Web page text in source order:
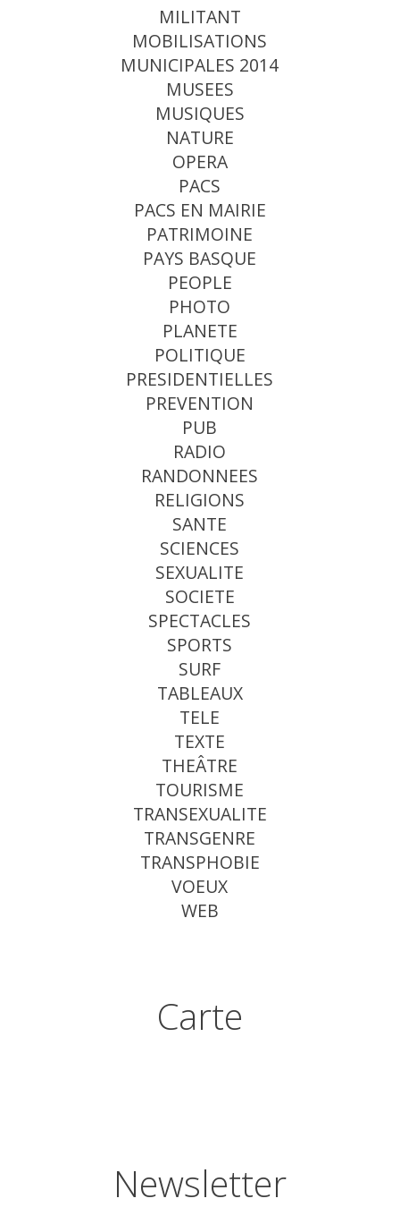
MILITANT
MOBILISATIONS
MUNICIPALES 2014
MUSEES
MUSIQUES
NATURE
OPERA
PACS
PACS EN MAIRIE
PATRIMOINE
PAYS BASQUE
PEOPLE
PHOTO
PLANETE
POLITIQUE
PRESIDENTIELLES
PREVENTION
PUB
RADIO
RANDONNEES
RELIGIONS
SANTE
SCIENCES
SEXUALITE
SOCIETE
SPECTACLES
SPORTS
SURF
TABLEAUX
TELE
TEXTE
THEÂTRE
TOURISME
TRANSEXUALITE
TRANSGENRE
TRANSPHOBIE
VOEUX
WEB
Carte
Newsletter